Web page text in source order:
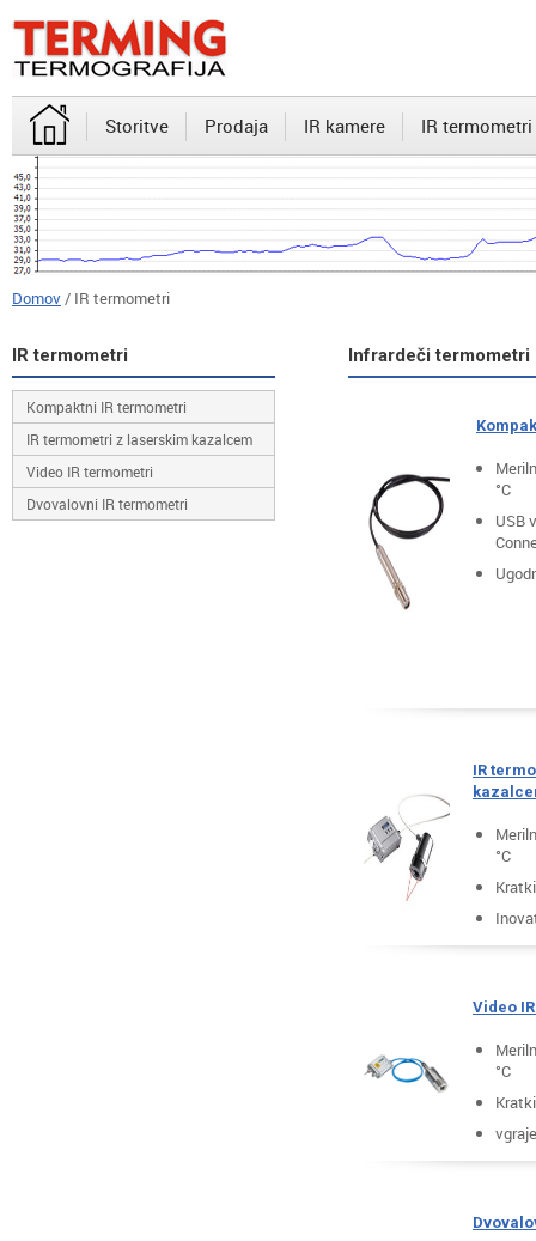
Storitve Prodaja IR kamere IR termometri
Domov/ IR termometri
IR termometri
Kompaktni IR termometri
IR termometri z laserskim kazalcem
Video IR termometri
Dvovalovni IR termometri
°C
USB
IR
°C
Video
°C